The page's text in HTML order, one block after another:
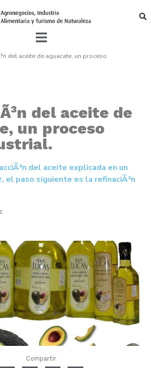
del aceite de aguacate, un proceso
del aceite de
un proceso
del aceite explicada en un
el paso siguiente es la refinaciÃ³n
Compartir